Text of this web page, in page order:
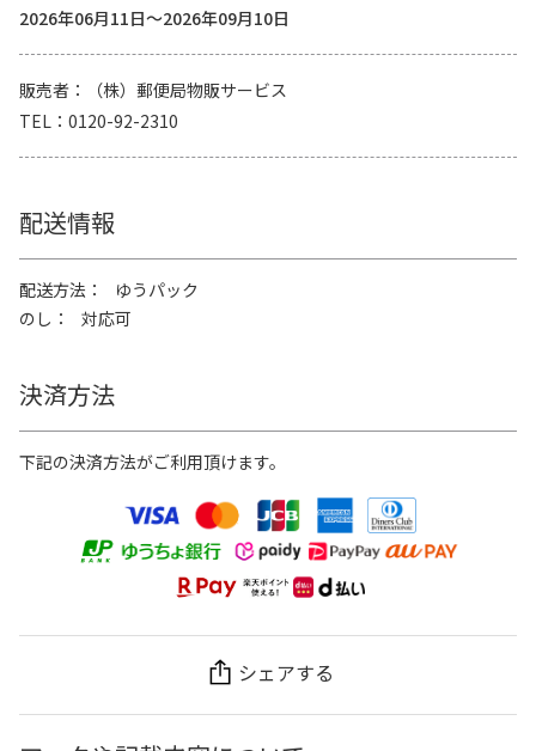
2026年06月11日～2026年09月10日
販売者
（株）郵便局物販サービス
TEL
0120-92-2310
配送情報
配送方法
ゆうパック
のし
対応可
決済方法
下記の決済方法がご利用頂けます。
シェアする